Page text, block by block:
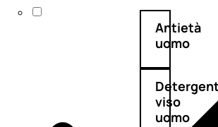
Antietà
uomo
viso
uomo